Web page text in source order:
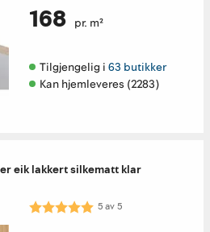
168 pr. m²
Tilgjengelig i 63 butikker
Kan hjemleveres (2283)
eik lakkert silkematt klar
Karakter: 5.0 av 5 mulige
5av5